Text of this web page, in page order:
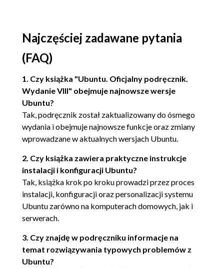
Canonical Ltd. (55)
Bazaar i Launchpad (56)
Fundacja Ubuntu (58)
Przekraczanie wizji: warianty i odmiany Ubuntu (58)
Podsumowanie (60)
Rozdział 2. Instalacja Ubuntu (61)
Wybór odpowiedniej wersji Ubuntu (62)
Inne warianty Ubuntu (63)
Czy to wciąż Ubuntu? (64)
Jak zdobyć Ubuntu (64)
Uruchamianie systemu i instalacja (67)
Przenosiny (68)
Najczęściej zadawane pytania
(FAQ)
1. Czy książka "Ubuntu. Oficjalny podręcznik.
Wydanie VIII" obejmuje najnowsze wersje
Ubuntu?
Tak, podręcznik został zaktualizowany do ósmego
wydania i obejmuje najnowsze funkcje oraz zmiany
wprowadzane w aktualnych wersjach Ubuntu.
2. Czy książka zawiera praktyczne instrukcje
instalacji i konfiguracji Ubuntu?
Tak, książka krok po kroku prowadzi przez proces
instalacji, konfiguracji oraz personalizacji systemu
Ubuntu zarówno na komputerach domowych, jak i
serwerach.
3. Czy znajdę w podręczniku informacje na
temat rozwiązywania typowych problemów z
Ubuntu?